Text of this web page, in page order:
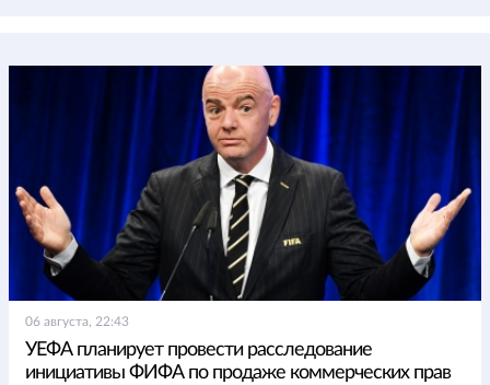
06 августа, 22:43
УЕФА планирует провести расследование
инициативы ФИФА по продаже коммерческих прав